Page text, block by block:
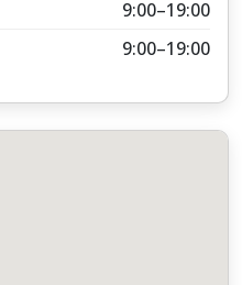
9:00–19:00
9:00–19:00